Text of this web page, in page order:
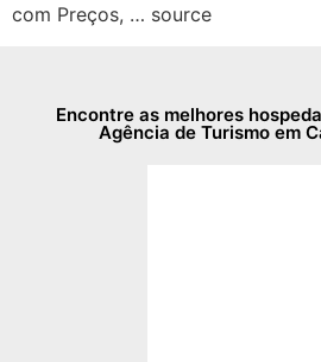
com Preços, … source
Encontre as melhores
Agência de Turismo em